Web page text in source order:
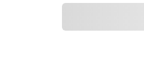
Estimativa de valor do condomínio